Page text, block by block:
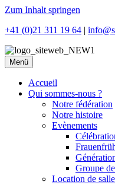
Zum Inhalt springen
+41 (0)21 311 19 64 |
Menü
Accueil
Qui sommes-nous ?
Notre fédération
Notre histoire
Evènements
Groupe
Location de